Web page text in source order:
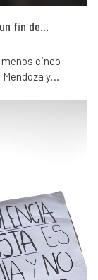
fin de…
cinco
y…